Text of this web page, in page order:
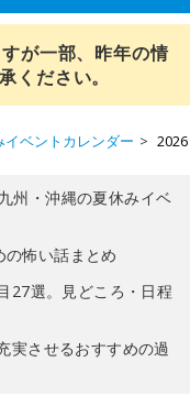
が一部、昨年の情
ください。
イベントカレンダー
州・沖縄の夏休みイベ
の怖い話まとめ
27選。見どころ・日程
実させるおすすめの過